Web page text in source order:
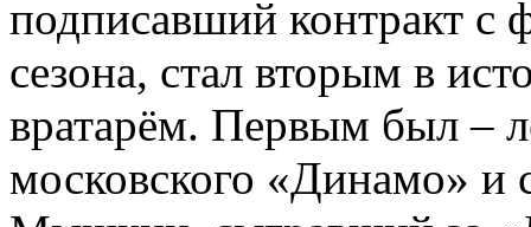
подписавший контракт с
сезона, стал вторым в
вратарём. Первым был –
московского «Динамо»